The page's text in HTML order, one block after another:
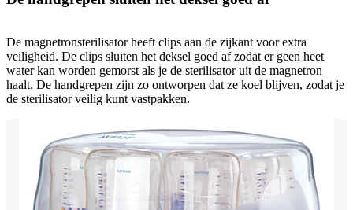
De magnetronsterilisator heeft clips aan de zijkant voor extra
veiligheid. De clips sluiten het deksel goed af zodat er geen heet
water kan worden gemorst als je de sterilisator uit de magnetron
haalt. De handgrepen zijn zo ontworpen dat ze koel blijven, zodat je
de sterilisator veilig kunt vastpakken.